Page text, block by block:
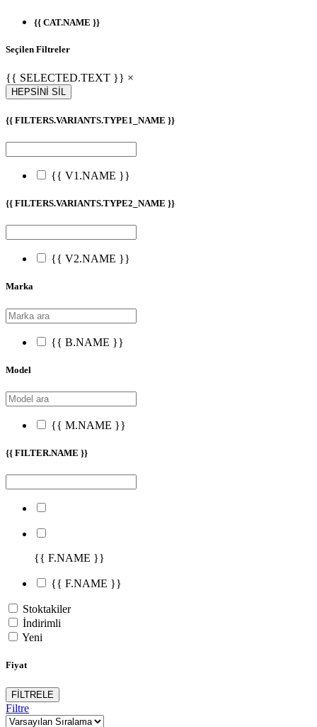
{{ CAT.NAME }}
Seçilen Filtreler
{{ SELECTED.TEXT }} ×
HEPSİNİ SİL
{{ FILTERS.VARIANTS.TYPE1_NAME }}
{{ V1.NAME }}
{{ FILTERS.VARIANTS.TYPE2_NAME }}
{{ V2.NAME }}
Marka
{{ B.NAME }}
Model
{{ M.NAME }}
{{ FILTER.NAME }}
{{ F.NAME }}
{{ F.NAME }}
Stoktakiler
İndirimli
Yeni
Fiyat
FİLTRELE
Filtre